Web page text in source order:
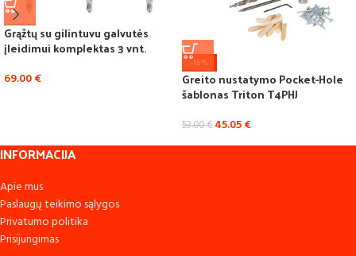
Grąžtų su gilintuvu galvutės
įleidimui komplektas 3 vnt.
69.00€
-15%
Greito nustatymo Pocket-Hole
šablonas Triton T4PHJ
53.00€ 45.05€
INFORMACIJA
Apie mus
Paslaugų teikimo sąlygos
Privatumo politika
Prisijungimas